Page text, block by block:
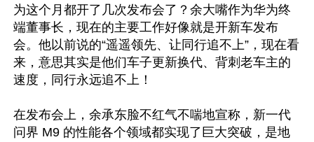
为这个月都开了几次发布会了？余大嘴作为华为终
端董事长，现在的主要工作好像就是开新车发布
会。他以前说的“遥遥领先、让同行追不上”，现在看
来，意思其实是他们车子更新换代、背刺老车主的
速​​度，同行永远追不上！
在发布会上，余承东脸不红气不喘地宣称，新一代
问界 M9 的性能各个领域都实现了巨大突破，是地